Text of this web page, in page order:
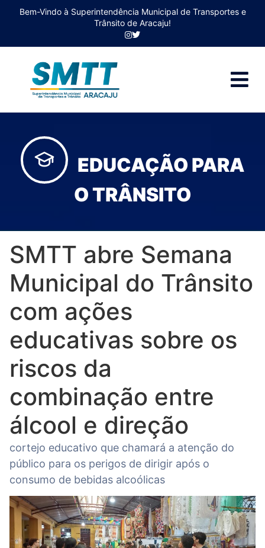
Bem-Vindo à Superintendência Municipal de Transportes e
Trânsito de Aracaju!
EDUCAÇÃO PARA
O TRÂNSITO
SMTT abre Semana
Municipal do Trânsito
com ações
educativas sobre os
riscos da
combinação entre
álcool e direção
cortejo educativo que chamará a atenção do
público para os perigos de dirigir após o
consumo de bebidas alcoólicas